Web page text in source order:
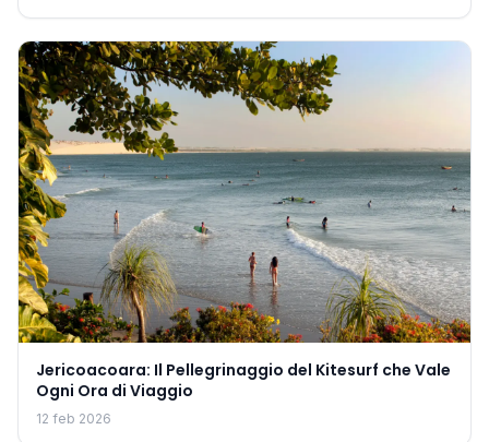
Jericoacoara: Il Pellegrinaggio del Kitesurf che Vale
Ogni Ora di Viaggio
12 feb 2026